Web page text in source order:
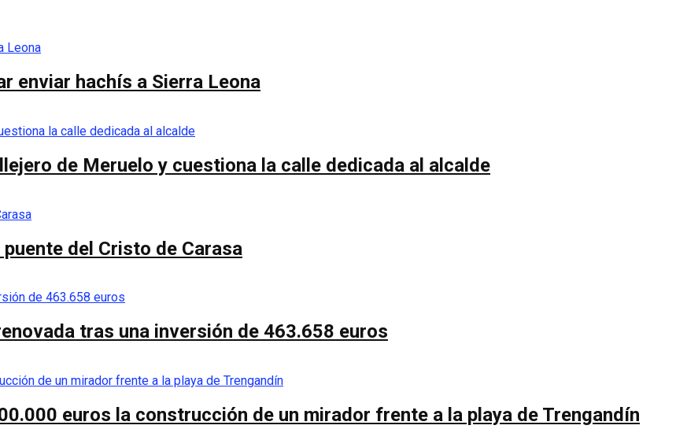
enviar hachís a Sierra Leona
de Meruelo y cuestiona la calle dedicada al alcalde
del Cristo de Carasa
tras una inversión de 463.658 euros
euros la construcción de un mirador frente a la playa de Trengandín